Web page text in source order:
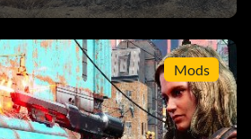
Mods